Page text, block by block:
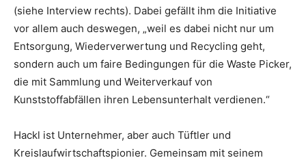
(siehe Interview rechts). Dabei gefällt ihm die Initiative
vor allem auch deswegen, „weil es dabei nicht nur um
Entsorgung, Wiederverwertung und Recycling geht,
sondern auch um faire Bedingungen für die Waste Picker,
die mit Sammlung und Weiterverkauf von
Kunststoffabfällen ihren Lebensunterhalt verdienen.“
Hackl ist Unternehmer, aber auch Tüftler und
Kreislaufwirtschaftspionier. Gemeinsam mit seinem